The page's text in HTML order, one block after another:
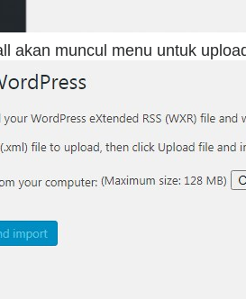
akan muncul menu untuk